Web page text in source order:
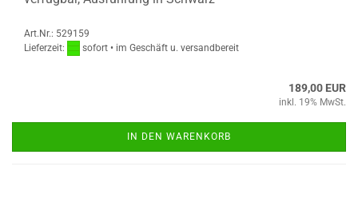
Art.Nr.: 529159
Lieferzeit:
sofort • im Geschäft u. versandbereit
189,00 EUR
inkl. 19% MwSt.
IN DEN WARENKORB